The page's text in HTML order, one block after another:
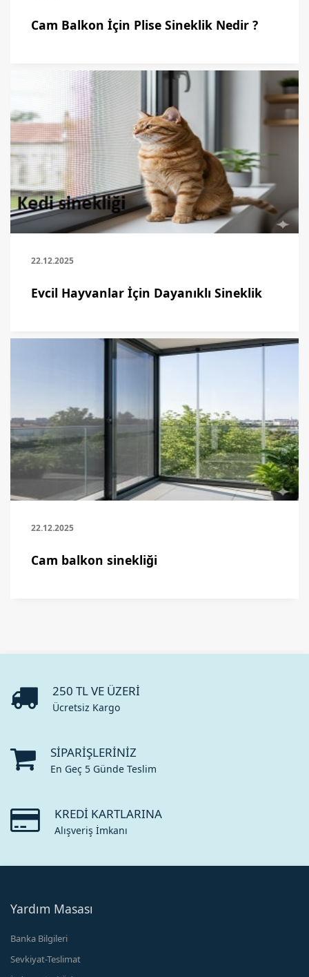
Cam Balkon İçin Plise Sineklik Nedir ?
22.12.2025
Evcil Hayvanlar İçin Dayanıklı Sineklik
22.12.2025
Cam balkon sinekliği
250 TL VE ÜZERI
Ücretsiz Kargo
SIPARIŞLERINIZ
En Geç 5 Günde Teslim
KREDI KARTLARINA
Alışveriş İmkanı
Yardım Masası
Banka Bilgileri
Sevkiyat-Teslimat